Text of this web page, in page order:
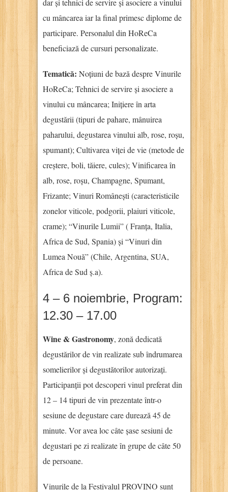
cu mâncarea iar la final primesc diplome de
participare. Personalul din HoReCa
beneficiază de cursuri personalizate.
Tematică: Noțiuni de bază despre Vinurile
HoReCa; Tehnici de servire și asociere a
vinului cu mâncarea; Inițiere în arta
degustării (tipuri de pahare, mânuirea
paharului, degustarea vinului alb, rose, roșu,
spumant); Cultivarea viței de vie (metode de
creștere, boli, tăiere, cules); Vinificarea în
alb, rose, roșu, Champagne, Spumant,
Frizante; Vinuri Românești (caracteristicile
zonelor viticole, podgorii, plaiuri viticole,
crame); “Vinurile Lumii” ( Franța, Italia,
Africa de Sud, Spania) și “Vinuri din
Lumea Nouă” (Chile, Argentina, SUA,
Africa de Sud ș.a).
4 – 6 noiembrie, Program:
12.30 – 17.00
Wine & Gastronomy, zonă dedicată
degustărilor de vin realizate sub îndrumarea
somelierilor și degustătorilor autorizați.
Participanții pot descoperi vinul preferat din
12 – 14 tipuri de vin prezentate într-o
sesiune de degustare care durează 45 de
minute. Vor avea loc câte șase sesiuni de
degustari pe zi realizate în grupe de câte 50
de persoane.
Vinurile de la Festivalul PROVINO sunt